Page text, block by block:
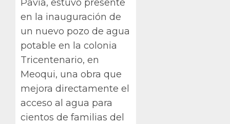
Pavía, estuvo presente
en la inauguración de
un nuevo pozo de agua
potable en la colonia
Tricentenario, en
Meoqui, una obra que
mejora directamente el
acceso al agua para
cientos de familias del